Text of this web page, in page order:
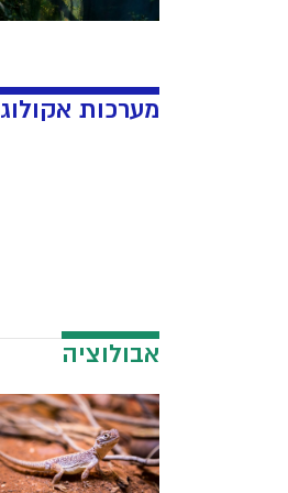
מערכות
אבולוציה